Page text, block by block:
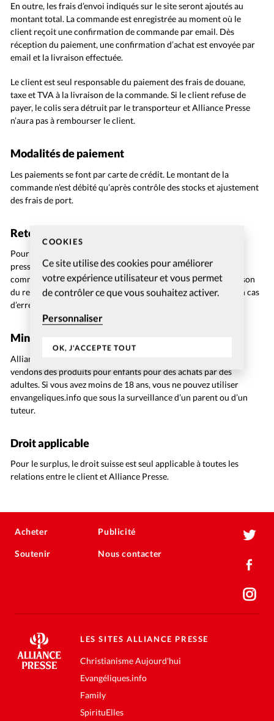
COOKIES
Ce site utilise des cookies pour améliorer
votre expérience utilisateur et vous permet
de contrôler ce que vous souhaitez activer.
Personnaliser
OK, J'ACCEPTE TOUT
Opinions
Publireportage
Relations Aujourd'hui
Société
Tour du monde des Eglises
Trait d'Ixène
Vécu
Vie Intérieure
En outre, les frais d’envoi indiqués sur le site seront ajoutés au
montant total. La commande est enregistrée au moment où le
client reçoit une confirmation de commande par email. Dès
réception du paiement, une confirmation d’achat est envoyée par
email et la livraison effectuée.
Le client est seul responsable du paiement des frais de douane,
taxe et TVA à la livraison de la commande. Si le client refuse de
payer, le colis sera détruit par le transporteur et Alliance Presse
n’aura pas à rembourser le client.
Modalités de paiement
Les paiements se font par carte de crédit. Le montant de la
commande n’est débité qu’après contrôle des stocks et ajustement
des frais de port.
Retour ou échange
Pour tout échange ou retour, contacter ehaenggi@alliance-
presse.info, dans un délai de 10 jours suivant réception de la
commande, en mentionnant le numéro de commande et la raison
du retour. Les affiches ne sont ni reprises ni échangées (sauf en cas
d’erreur de livraison).
Mineurs
Alliance Presse ne vend pas de produits aux mineurs. Nous
vendons des produits pour enfants pour des achats par des
adultes. Si vous avez moins de 18 ans, vous ne pouvez utiliser
envangeliques.info que sous la surveillance d’un parent ou d’un
tuteur.
Droit applicable
Pour le surplus, le droit suisse est seul applicable à toutes les
relations entre le client et Alliance Presse.
Acheter
Soutenir
Publicité
Nous contacter
LES SITES ALLIANCE PRESSE
Christianisme Aujourd'hui
Evangéliques.info
Family
SpirituElles